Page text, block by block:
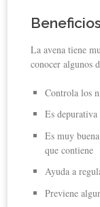
La avena tiene
conocer algunos
Controla los
Es
Es muy
que contiene
Ayuda a
Previene